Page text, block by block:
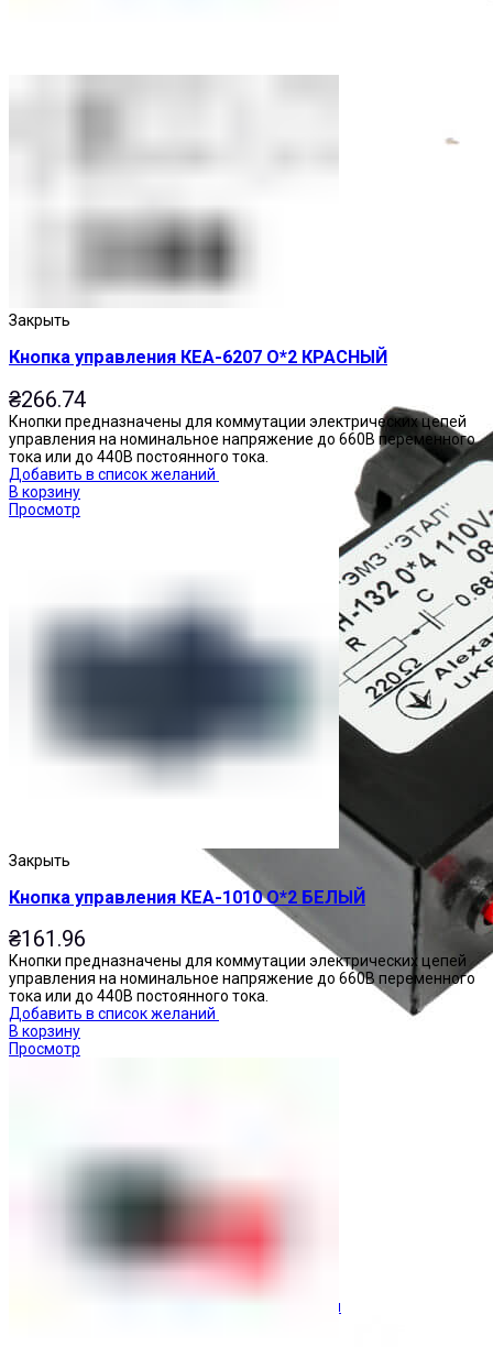
Ограничители перенапряжения
Закрыть
Кнопка управления КЕА-6207 О*2 КРАСНЫЙ
₴266.74
Кнопки предназначены для коммутации электрических цепей
управления на номинальное напряжение до 660В переменного
тока или до 440В постоянного тока.
Добавить в список желаний
В корзину
Просмотр
Закрыть
Кнопка управления КЕА-1010 О*2 БЕЛЫЙ
₴161.96
Кнопки предназначены для коммутации электрических цепей
управления на номинальное напряжение до 660В переменного
тока или до 440В постоянного тока.
Добавить в список желаний
В корзину
Просмотр